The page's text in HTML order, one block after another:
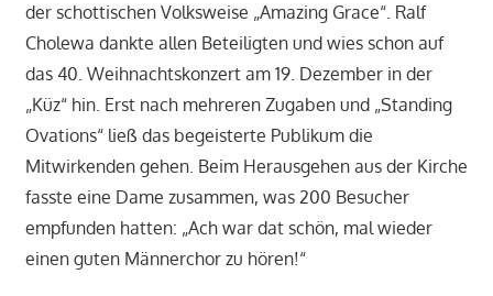
der schottischen Volksweise „Amazing Grace“. Ralf
Cholewa dankte allen Beteiligten und wies schon auf
das 40. Weihnachtskonzert am 19. Dezember in der
„Küz“ hin. Erst nach mehreren Zugaben und „Standing
Ovations“ ließ das begeisterte Publikum die
Mitwirkenden gehen. Beim Herausgehen aus der Kirche
fasste eine Dame zusammen, was 200 Besucher
empfunden hatten: „Ach war dat schön, mal wieder
einen guten Männerchor zu hören!“